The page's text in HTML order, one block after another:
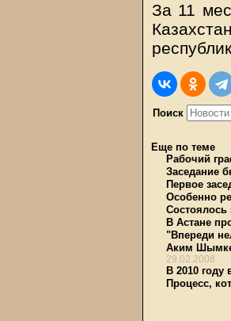
За 11
Поиск
Еще по теме
Рабочий
Заседание
Первое
Особенно
Состоялось
В Астане
"Впереди
Аким
29.02.2008
В 2010 году
Процесс,